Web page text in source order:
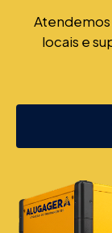
Atendemos
locais e